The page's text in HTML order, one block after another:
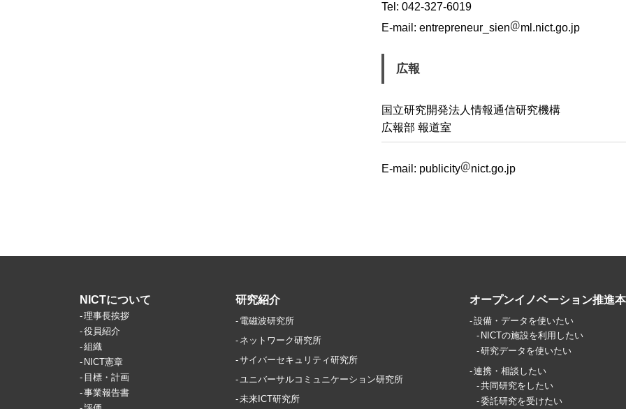
Tel: 042-327-6019
E-mail:entrepreneur_sien ml.nict.go.jp
広報
国立研究開発法人情報通信研究機構
広報部 報道室
E-mail: publicity nict.go.jp
NICTについて
理事長挨拶
役員紹介
組織
NICT憲章
目標・計画
事業報告書
研究紹介
電磁波研究所
ネットワーク研究所
サイバーセキュリティ研究所
ユニバーサルコミュニケーション研究所
未来ICT研究所
オープンイノベーション推進
設備・データを使いたい
NICTの施設を利用したい
研究データを使いたい
連携・相談したい
共同研究をしたい
委託研究を受けたい